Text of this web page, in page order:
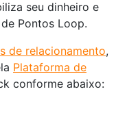
seu dinheiro e
Pontos Loop.
de relacionamento,
Plataforma de
conforme abaixo: